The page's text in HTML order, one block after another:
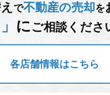
で不動産の売却を
にご相談くださ
各店舗情報はこちら